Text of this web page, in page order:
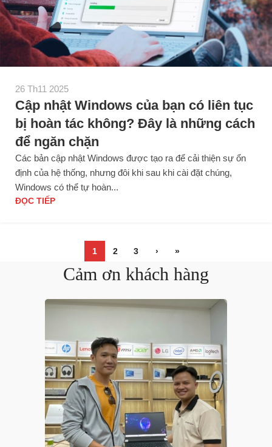
26 Th11 2025
Cập nhật Windows của bạn có liên tục
bị hoàn tác không? Đây là những cách
để ngăn chặn
Các bản cập nhật Windows được tạo ra để cải thiện sự ổn
định của hệ thống, nhưng đôi khi sau khi cài đặt chúng,
Windows có thể tự hoàn...
ĐỌC TIẾP
1 2 3 › »
Cảm ơn khách hàng